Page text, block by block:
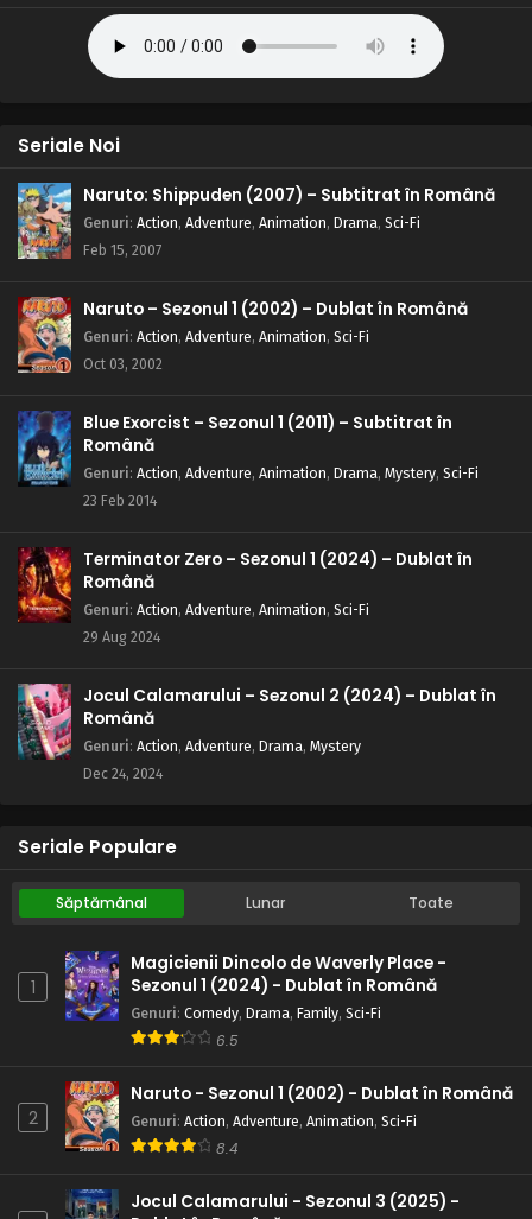
Seriale Noi
Naruto: Shippuden (2007) – Subtitrat în Română
Genuri: Action, Adventure, Animation, Drama, Sci-Fi
Feb 15, 2007
Naruto – Sezonul 1 (2002) – Dublat în Română
Genuri: Action, Adventure, Animation, Sci-Fi
Oct 03, 2002
Blue Exorcist – Sezonul 1 (2011) – Subtitrat în
Română
Genuri: Action, Adventure, Animation, Drama, Mystery, Sci-Fi
23 Feb 2014
Terminator Zero – Sezonul 1 (2024) – Dublat în
Română
Genuri: Action, Adventure, Animation, Sci-Fi
29 Aug 2024
Jocul Calamarului – Sezonul 2 (2024) – Dublat în
Română
Genuri: Action, Adventure, Drama, Mystery
Dec 24, 2024
Seriale Populare
Săptămânal Lunar Toate
1
Magicienii Dincolo de Waverly Place -
Sezonul 1 (2024) - Dublat în Română
Genuri: Comedy, Drama, Family, Sci-Fi
6.5
2
Naruto - Sezonul 1 (2002) - Dublat în Română
Genuri: Action, Adventure, Animation, Sci-Fi
8.4
Jocul Calamarului - Sezonul 3 (2025) -